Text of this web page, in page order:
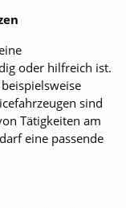
oder hilfreich ist.
sind
Tätigkeiten am
eine passende